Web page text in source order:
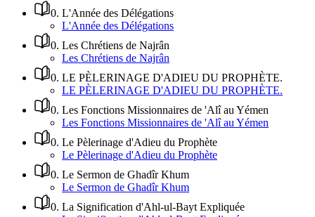
0. L'Année des Délégations
L'Année des Délégations
0. Les Chrétiens de Najrân
Les Chrétiens de Najrân
0. LE PÈLERINAGE D'ADIEU DU PROPHÈTE.
LE PÈLERINAGE D'ADIEU DU PROPHÈTE.
0. Les Fonctions Missionnaires de 'Alî au Yémen
Les Fonctions Missionnaires de 'Alî au Yémen
0. Le Pèlerinage d'Adieu du Prophète
Le Pèlerinage d'Adieu du Prophète
0. Le Sermon de Ghadîr Khum
Le Sermon de Ghadîr Khum
0. La Signification d'Ahl-ul-Bayt Expliquée